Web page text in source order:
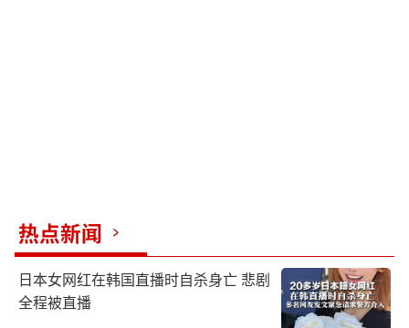
热点新闻
日本女网红在韩国直播时自杀身亡 悲剧
全程被直播